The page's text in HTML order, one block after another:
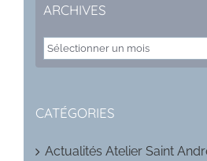
ARCHIVES
ARCHIVES
CATÉGORIES
Actualités Atelier Saint